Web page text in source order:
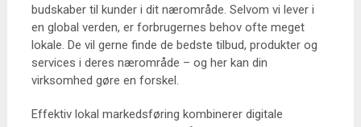
budskaber til kunder i dit nærområde. Selvom vi lever i
en global verden, er forbrugernes behov ofte meget
lokale. De vil gerne finde de bedste tilbud, produkter og
services i deres nærområde – og her kan din
virksomhed gøre en forskel.
Effektiv lokal markedsføring kombinerer digitale